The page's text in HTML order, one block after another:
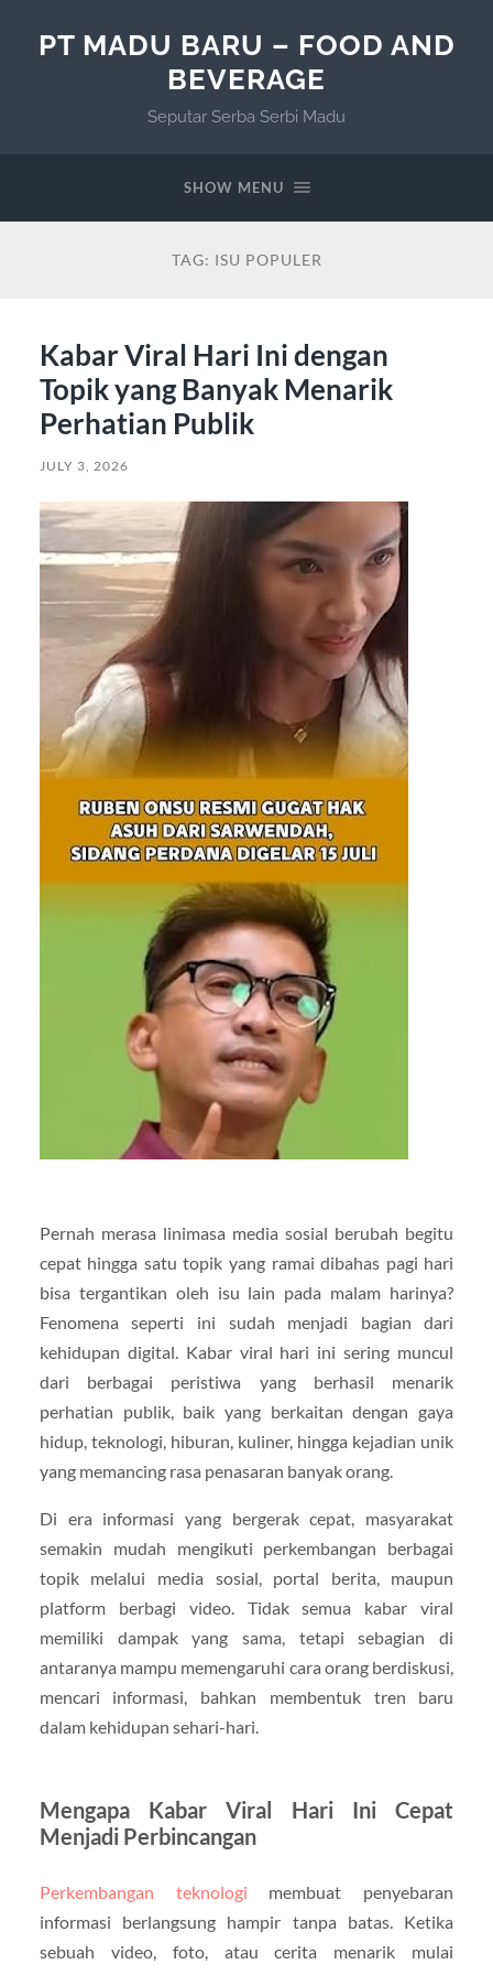
PT MADU BARU – FOOD AND
BEVERAGE
Seputar Serba Serbi Madu
SHOW MENU
TAG: ISU POPULER
Kabar Viral Hari Ini dengan
Topik yang Banyak Menarik
Perhatian Publik
JULY 3, 2026
Pernah merasa linimasa media sosial berubah begitu
cepat hingga satu topik yang ramai dibahas pagi hari
bisa tergantikan oleh isu lain pada malam harinya?
Fenomena seperti ini sudah menjadi bagian dari
kehidupan digital. Kabar viral hari ini sering muncul
dari berbagai peristiwa yang berhasil menarik
perhatian publik, baik yang berkaitan dengan gaya
hidup, teknologi, hiburan, kuliner, hingga kejadian unik
yang memancing rasa penasaran banyak orang.
Di era informasi yang bergerak cepat, masyarakat
semakin mudah mengikuti perkembangan berbagai
topik melalui media sosial, portal berita, maupun
platform berbagi video. Tidak semua kabar viral
memiliki dampak yang sama, tetapi sebagian di
antaranya mampu memengaruhi cara orang berdiskusi,
mencari informasi, bahkan membentuk tren baru
dalam kehidupan sehari-hari.
Mengapa Kabar Viral Hari Ini Cepat
Menjadi Perbincangan
Perkembangan teknologi membuat penyebaran
informasi berlangsung hampir tanpa batas. Ketika
sebuah video, foto, atau cerita menarik mulai